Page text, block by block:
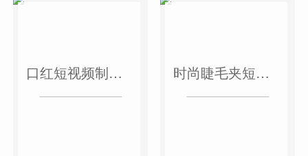
口红短视频制作案例 时尚睫毛夹短视频案例